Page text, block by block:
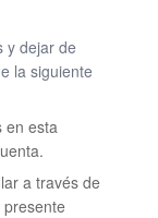
y dejar de
la siguiente
en esta
a través de